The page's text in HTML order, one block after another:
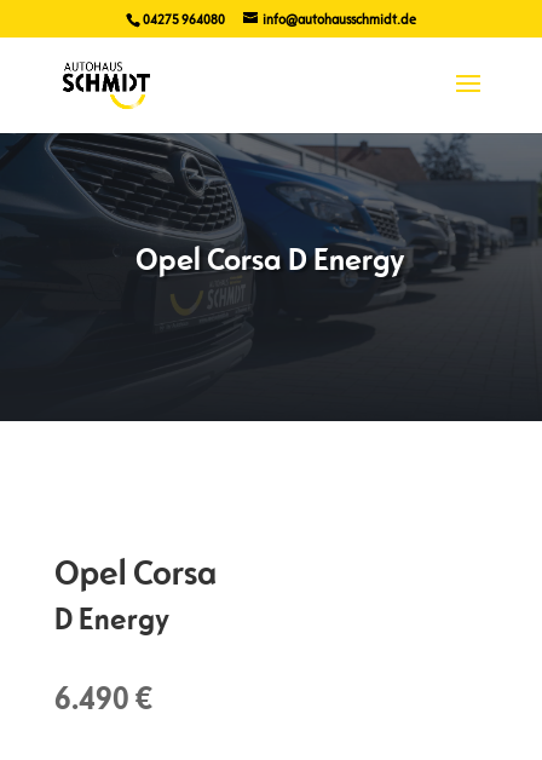
04275 964080 info@autohausschmidt.de
Opel Corsa D Energy
Opel Corsa
D Energy
6.490 €